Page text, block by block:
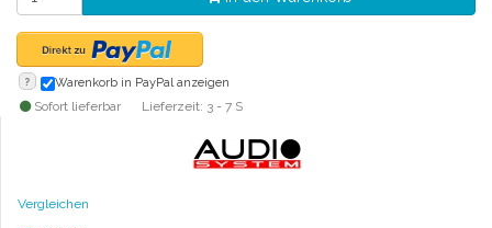
? Warenkorb in PayPal anzeigen
Sofort lieferbar Lieferzeit: 3 - 7 S
Vergleichen